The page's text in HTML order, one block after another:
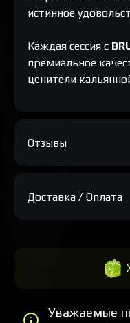
Уважаемые
истинное
Каждая сессия с
премиальное
ценители
Отзывы
Доставка / Оплата